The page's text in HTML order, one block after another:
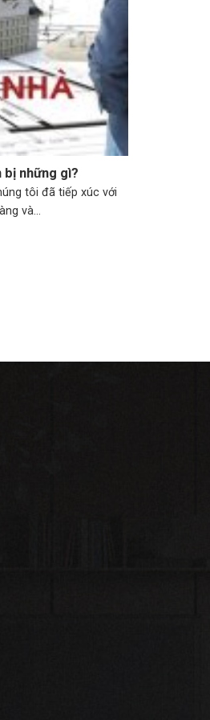
bị những gì?
tôi đã tiếp xúc với
và...